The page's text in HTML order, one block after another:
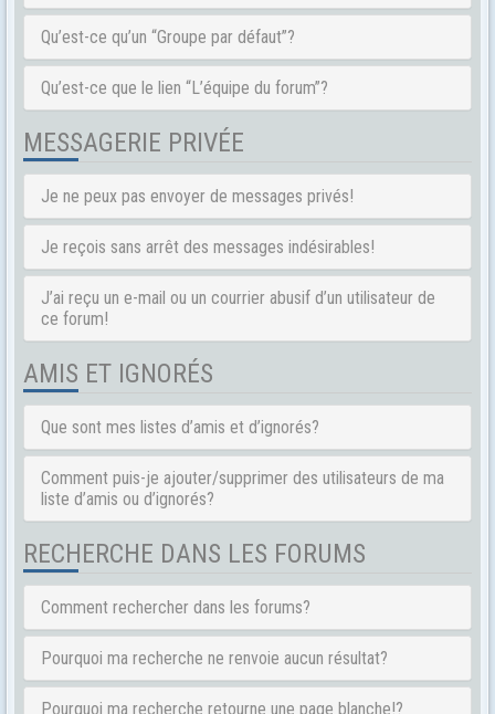
Qu’est-ce qu’un “Groupe par défaut”?
Qu’est-ce que le lien “L’équipe du forum”?
MESSAGERIE PRIVÉE
Je ne peux pas envoyer de messages privés!
Je reçois sans arrêt des messages indésirables!
J’ai reçu un e-mail ou un courrier abusif d’un utilisateur de
ce forum!
AMIS ET IGNORÉS
Que sont mes listes d’amis et d’ignorés?
Comment puis-je ajouter/supprimer des utilisateurs de ma
liste d’amis ou d’ignorés?
RECHERCHE DANS LES FORUMS
Comment rechercher dans les forums?
Pourquoi ma recherche ne renvoie aucun résultat?
Pourquoi ma recherche retourne une page blanche!?